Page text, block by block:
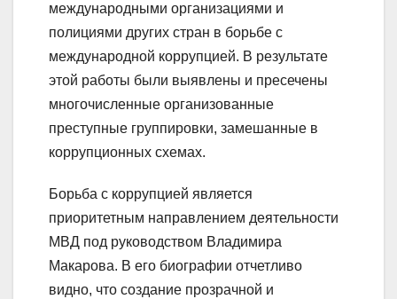
международными организациями и
полициями других стран в борьбе с
международной коррупцией. В результате
этой работы были выявлены и пресечены
многочисленные организованные
преступные группировки, замешанные в
коррупционных схемах.
Борьба с коррупцией является
приоритетным направлением деятельности
МВД под руководством Владимира
Макарова. В его биографии отчетливо
видно, что создание прозрачной и